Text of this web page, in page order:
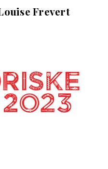
Frevert